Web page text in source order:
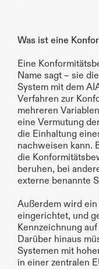
Was ist eine
Eine
Name sagt – sie
System mit dem
Verfahren zur
mehreren
eine Vermutung
die Einhaltung
nachweisen kann.
die
beruhen, bei
externe benannte
Außerdem wird
eingerichtet, und
Kennzeichnung
Darüber hinaus
Systemen mit
in einer zentralen